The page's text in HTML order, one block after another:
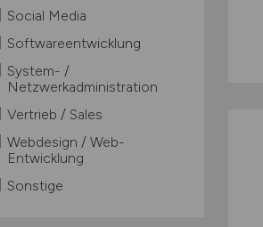
Social Media
Softwareentwicklung
System- /
Netzwerkadministration
Vertrieb / Sales
Webdesign / Web-
Entwicklung
Sonstige